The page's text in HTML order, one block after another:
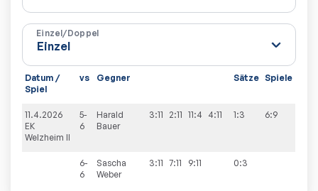
Einzel/Doppel
Datum /
Spiel
vs Gegner Sätze Spiele
11.4.2026
EK
Welzheim II
5-
6
Harald
Bauer
3:11 2:11 11:4 4:11 1:3 6:9
6-
6
Sascha
Weber
3:11 7:11 9:11 0:3